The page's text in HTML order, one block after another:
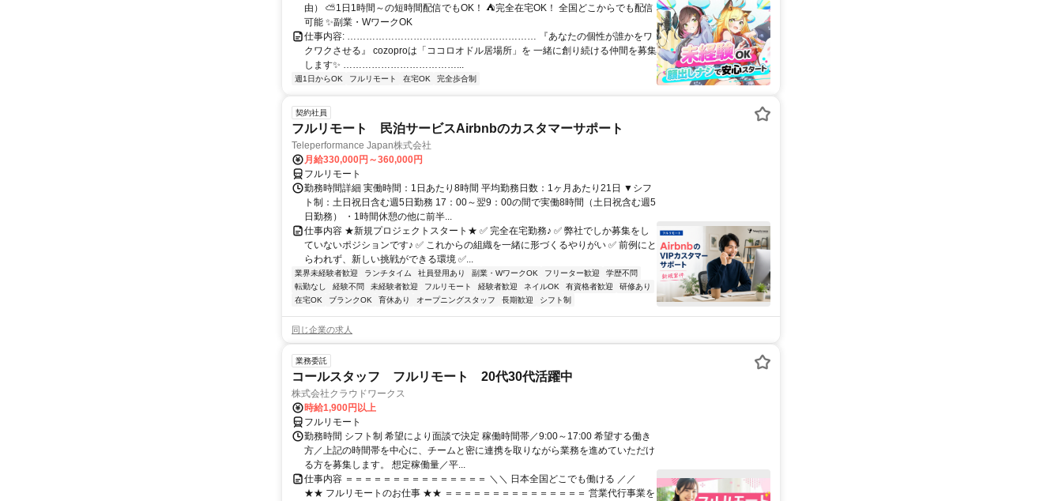
由） ⛅1日1時間～の短時間配信でもOK！ ⛺完全在宅OK！ 全国どこからでも配信
可能 ✨副業・WワークOK
仕事内容: …………………………………………………… 『あなたの個性が誰かをワ
クワクさせる』 cozoproは「ココロオドル居場所」を 一緒に創り続ける仲間を募集
します✨ ………………………………...
週1日からOK フルリモート 在宅OK 完全歩合制
契約社員
フルリモート 民泊サービスAirbnbのカスタマーサポート
Teleperformance Japan株式会社
月給330,000円～360,000円
フルリモート
勤務時間詳細 実働時間：1日あたり8時間 平均勤務日数：1ヶ月あたり21日 ▼シフ
ト制：土日祝日含む週5日勤務 17：00～翌9：00の間で実働8時間（土日祝含む週5
日勤務） ・1時間休憩の他に前半...
仕事内容 ★新規プロジェクトスタート★ ✅ 完全在宅勤務♪ ✅ 弊社でしか募集をし
ていないポジションです♪ ✅ これからの組織を一緒に形づくるやりがい ✅ 前例にと
らわれず、新しい挑戦ができる環境 ✅...
業界未経験者歓迎 ランチタイム 社員登用あり 副業・WワークOK フリーター歓迎
学歴不問
転勤なし
経験不問 未経験者歓迎 フルリモート 経験者歓迎 ネイルOK 有資格者歓迎
研修あり
在宅OK
ブランクOK 育休あり オープニングスタッフ 長期歓迎 シフト制
同じ企業の求人
業務委託
コールスタッフ フルリモート 20代30代活躍中
株式会社クラウドワークス
時給1,900円以上
フルリモート
勤務時間 シフト制 希望により面談で決定 稼働時間帯／9:00～17:00 希望する働き
方／上記の時間帯を中心に、チームと密に連携を取りながら業務を進めていただけ
る方を募集します。 想定稼働量／平...
仕事内容 ＝＝＝＝＝＝＝＝＝＝＝＝＝＝＝ ＼＼ 日本全国どこでも働ける ／／
★★ フルリモートのお仕事 ★★ ＝＝＝＝＝＝＝＝＝＝＝＝＝＝＝ 営業代行事業を